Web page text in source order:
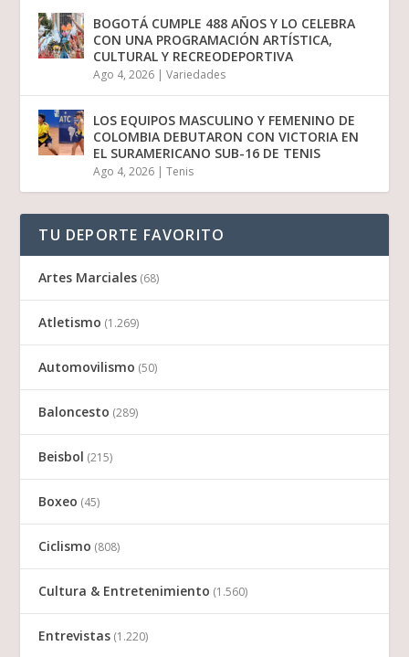
BOGOTÁ CUMPLE 488 AÑOS Y LO CELEBRA
CON UNA PROGRAMACIÓN ARTÍSTICA,
CULTURAL Y RECREODEPORTIVA
Ago 4, 2026 |Variedades
LOS EQUIPOS MASCULINO Y FEMENINO DE
COLOMBIA DEBUTARON CON VICTORIA EN
EL SURAMERICANO SUB-16 DE TENIS
Ago 4, 2026 |Tenis
TU DEPORTE FAVORITO
Artes Marciales (68)
Atletismo (1.269)
Automovilismo (50)
Baloncesto (289)
Beisbol (215)
Boxeo (45)
Ciclismo (808)
Cultura & Entretenimiento (1.560)
Entrevistas (1.220)